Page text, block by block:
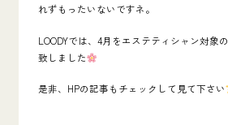
れずもったいないですネ。
LOODYでは、4月をエステティシャン対象
致しました
是非、HPの記事もチェックして見て下さい